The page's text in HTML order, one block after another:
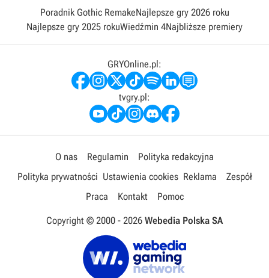
Poradnik Gothic RemakeNajlepsze gry 2026 roku
Najlepsze gry 2025 rokuWiedźmin 4Najbliższe premiery
GRYOnline.pl:
tvgry.pl:
O nas Regulamin
Polityka redakcyjna
Polityka prywatności Ustawienia cookies Reklama
Zespół
Praca
Kontakt Pomoc
Copyright © 2000 - 2026 Webedia Polska SA